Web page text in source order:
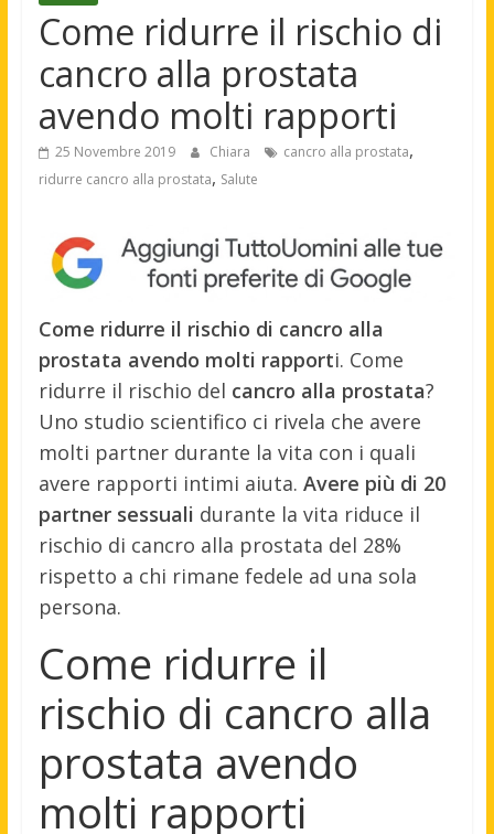
Come ridurre il rischio di
cancro alla prostata
avendo molti rapporti
25 Novembre 2019 Chiara cancro alla prostata,
ridurre cancro alla prostata, Salute
Come ridurre il rischio di cancro alla
prostata avendo molti rapporti. Come
ridurre il rischio del cancro alla prostata?
Uno studio scientifico ci rivela che avere
molti partner durante la vita con i quali
avere rapporti intimi aiuta. Avere più di 20
partner sessuali durante la vita riduce il
rischio di cancro alla prostata del 28%
rispetto a chi rimane fedele ad una sola
persona.
Come ridurre il
rischio di cancro alla
prostata avendo
molti rapporti